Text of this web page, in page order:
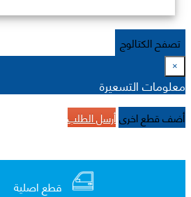
تصفح الكتالوج
×
معلومات التسعيرة
أضف قطع اخرىأرسل الطلب
قطع اصلية